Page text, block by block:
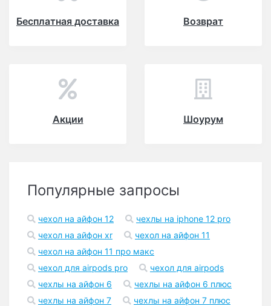
Бесплатная доставка Возврат
Акции Шоурум
Популярные запросы
чехол на айфон 12
чехлы на iphone 12 pro
чехол на айфон xr
чехол на айфон 11
чехол на айфон 11 про макс
чехол для airpods pro
чехол для airpods
чехлы на айфон 6
чехлы на айфон 6 плюс
чехлы на айфон 7
чехлы на айфон 7 плюс